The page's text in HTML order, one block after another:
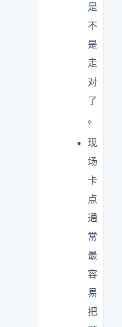
是
不
是
走
对
了
。
现
场
卡
点
通
常
最
容
易
把